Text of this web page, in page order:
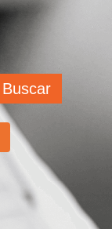
Buscar